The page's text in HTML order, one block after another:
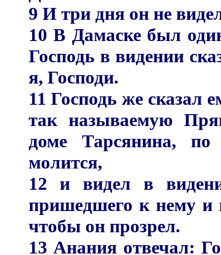
9 И три дня он не
10 В Дамаске был
Господь в видении
я, Господи.
11 Господь же сказал
так называемую
доме Тарсянина,
молится,
12 и видел в
пришедшего к нему и
чтобы он прозрел.
13 Анания отвечал: